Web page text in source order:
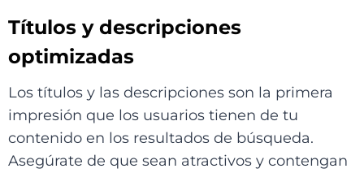
Títulos y descripciones
optimizadas
Los títulos y las descripciones son la primera
impresión que los usuarios tienen de tu
contenido en los resultados de búsqueda.
Asegúrate de que sean atractivos y contengan